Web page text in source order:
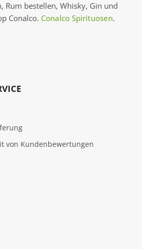
Rum bestellen, Whisky, Gin und
Conalco. Conalco Spirituosen.
von Kundenbewertungen